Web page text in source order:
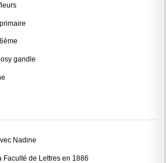
gandle
Nadine
Faculté de Lettres en 1886